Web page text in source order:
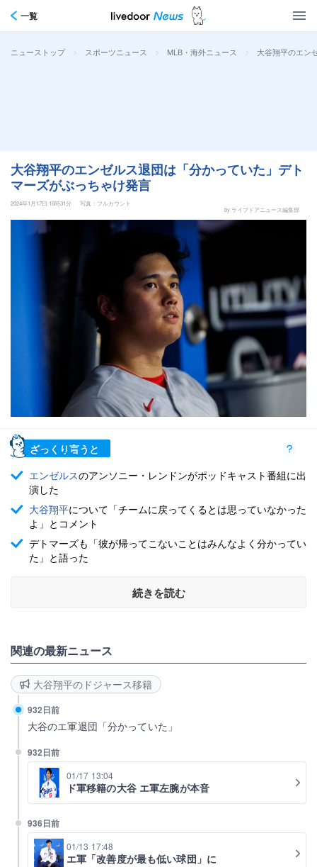
一覧
ニューストップ > スポーツニュース > MLB・海外ニュース > 大谷翔平のエン
大谷翔平のエンゼルス退団は「分かっていた」デト
マーズがぶっちゃけ発言
2024年1月17日 16時31分
写真：フルカウント
by ライブドアニュース編集部
ざっくり言うと
エンゼルスのアンソニー・レンドンがポッドキャスト番組に出
演した
大谷翔平について「チームに戻ってくるとは思っていなかった
よ」とコメント
デトマーズも「彼が帰ってこないことはみんなよく分かってい
た」と語った
続きを読む
関連の最新ニュース
大谷翔平のドジャース移籍
932日前
大谷のエ軍退団「分かっていた」
932日前
01/17 13:04
ド軍移籍の大谷 エ軍左腕が本音
936日前
01/13 17:48
エ軍「改善度が最も低い球団」に